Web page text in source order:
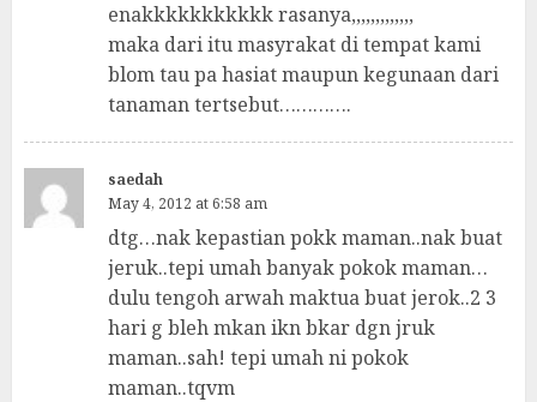
enakkkkkkkkkkk rasanya,,,,,,,,,,,,,
maka dari itu masyrakat di tempat kami
blom tau pa hasiat maupun kegunaan dari
tanaman tertsebut………….
saedah
May 4, 2012 at 6:58 am
dtg…nak kepastian pokk maman..nak buat
jeruk..tepi umah banyak pokok maman…
dulu tengoh arwah maktua buat jerok..2 3
hari g bleh mkan ikn bkar dgn jruk
maman..sah! tepi umah ni pokok
maman..tqvm